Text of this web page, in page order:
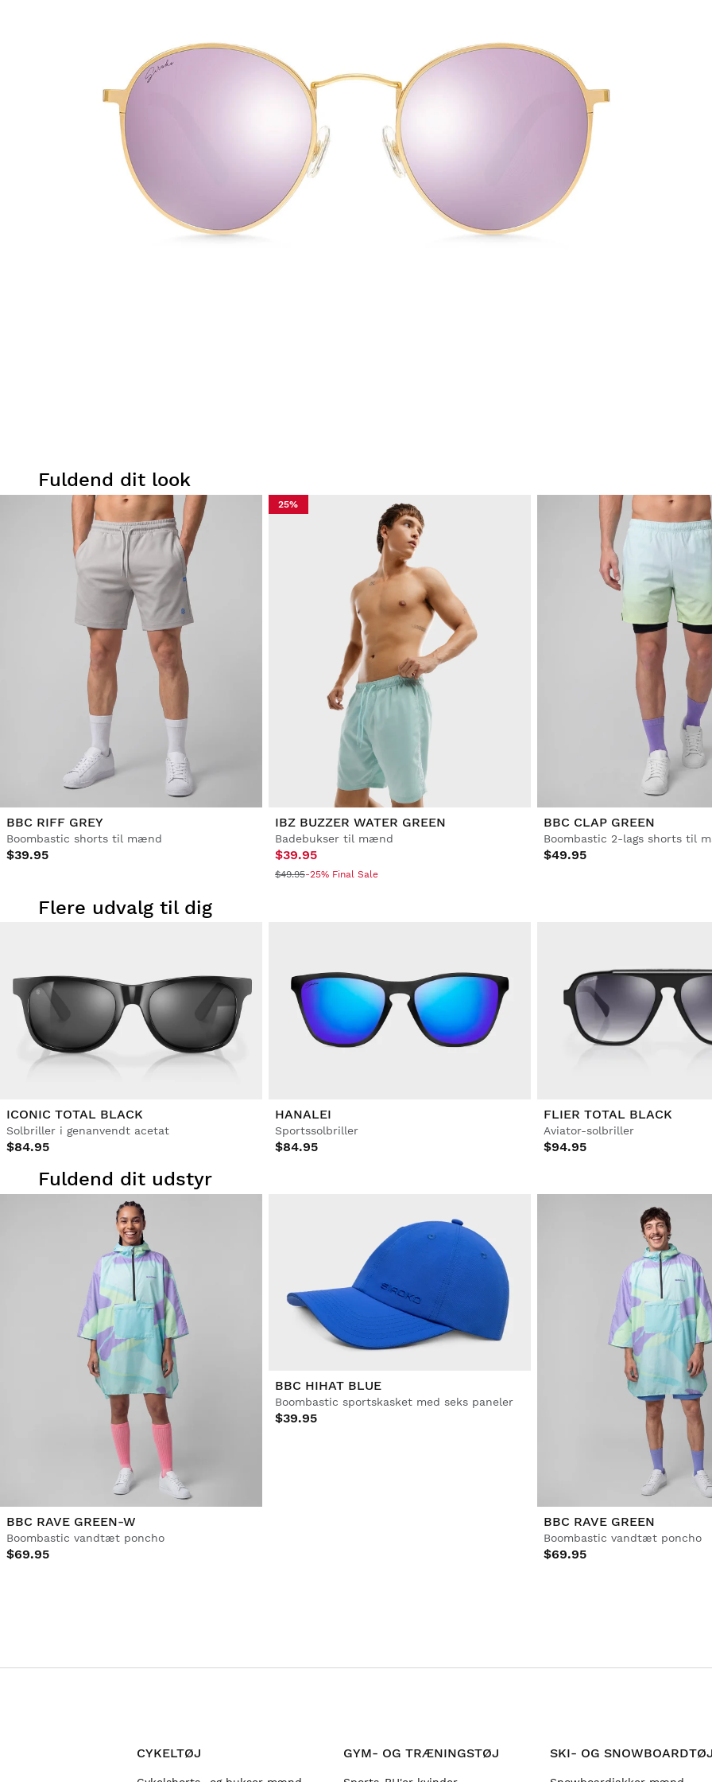
Fuldend dit look
BBC RIFF GREY
Boombastic shorts til mænd
$39.95
25%
IBZ BUZZER WATER GREEN
Badebukser til mænd
$39.95
$49.95-25% Final Sale
BBC CLAP GREEN
Boombastic 2-lags shorts til
$49.95
Flere udvalg til dig
ICONIC TOTAL BLACK
Solbriller i genanvendt acetat
$84.95
HANALEI
Sportssolbriller
$84.95
FLIER TOTAL BLACK
Aviator-solbriller
$94.95
Fuldend dit udstyr
BBC RAVE GREEN-W
Boombastic vandtæt poncho
$69.95
BBC HIHAT BLUE
Boombastic sportskasket med seks paneler
$39.95
BBC RAVE GREEN
Boombastic vandtæt poncho
$69.95
CYKELTØJ GYM- OG TRÆNINGSTØJ SKI- OG